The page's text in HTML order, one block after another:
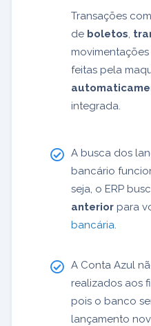
Transações
de boletos,
feitas pela
integrada.
A busca dos
bancário
seja, o ERP
anterior para
bancária.
A Conta Azul
realizados aos
pois o banco
lançamento